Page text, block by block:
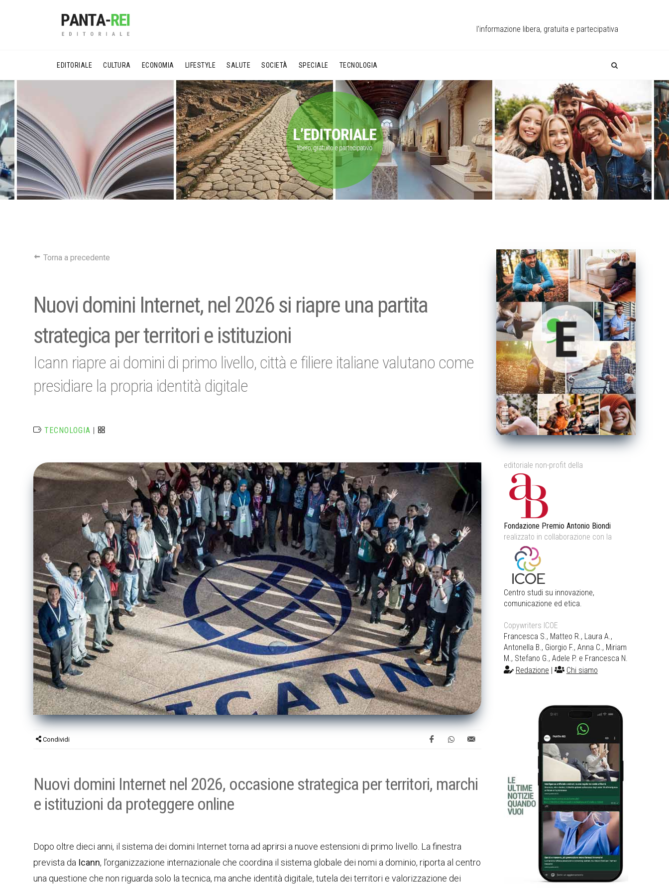
l'informazione libera, gratuita e partecipativa
EDITORIALE CULTURA ECONOMIA LIFESTYLE SALUTE SOCIETÀ SPECIALE TECNOLOGIA
Torna a precedente
Nuovi domini Internet, nel 2026 si riapre una partita
strategica per territori e istituzioni
Icann riapre ai domini di primo livello, città e filiere italiane valutano come
presidiare la propria identità digitale
TECNOLOGIA |
Condividi
Nuovi domini Internet nel 2026, occasione strategica per territori, marchi
e istituzioni da proteggere online
Dopo oltre dieci anni, il sistema dei domini Internet torna ad aprirsi a nuove estensioni di primo livello. La finestra
prevista da Icann, l’organizzazione internazionale che coordina il sistema globale dei nomi a dominio, riporta al centro
una questione che non riguarda solo la tecnica, ma anche identità digitale, tutela dei territori e valorizzazione dei
editoriale non-profit della
Fondazione Premio Antonio Biondi
realizzato in collaborazione con la
Centro studi su innovazione,
comunicazione ed etica.
Copywriters ICOE
Francesca S., Matteo R., Laura A.,
Antonella B., Giorgio F., Anna C., Miriam
M., Stefano G., Adele P. e Francesca N.
Redazione
Chi siamo